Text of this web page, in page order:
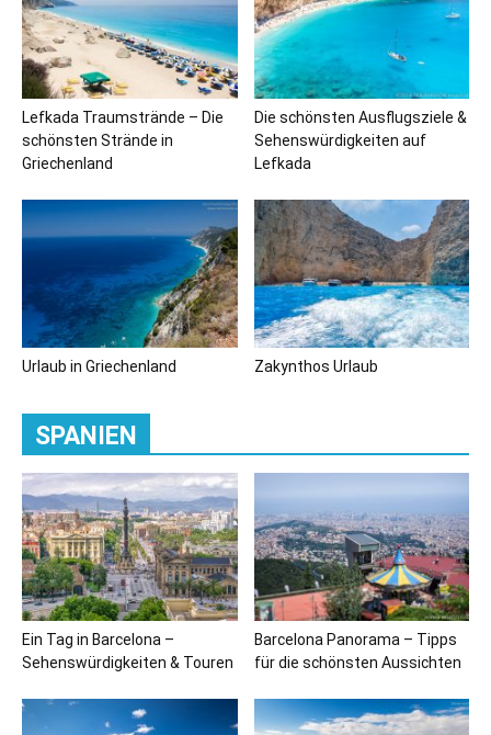
Lefkada Traumstrände – Die
schönsten Strände in
Griechenland
Die schönsten Ausflugsziele &
Sehenswürdigkeiten auf
Lefkada
Urlaub in Griechenland Zakynthos Urlaub
SPANIEN
Ein Tag in Barcelona –
Sehenswürdigkeiten & Touren
Barcelona Panorama – Tipps
für die schönsten Aussichten